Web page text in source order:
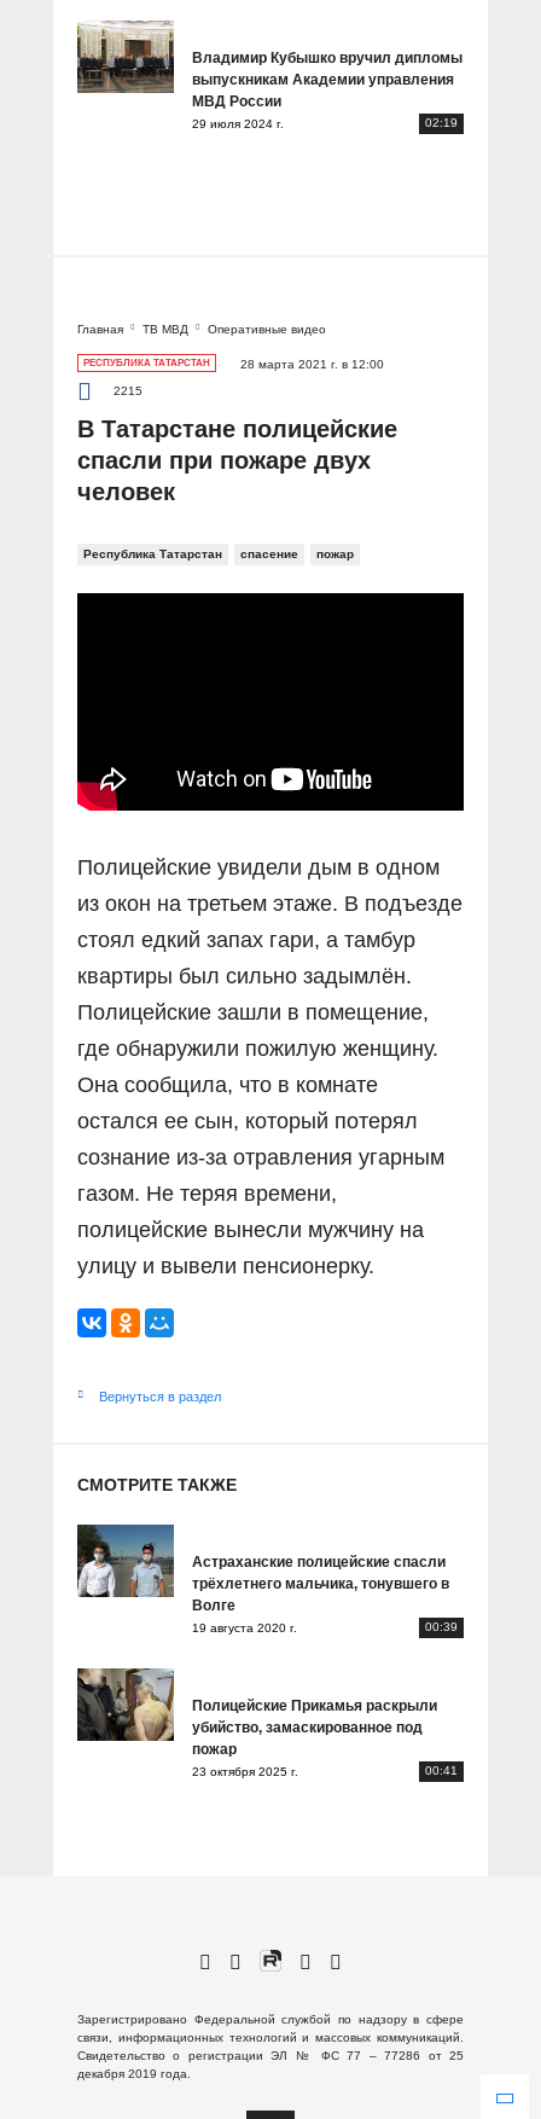
Владимир Кубышко вручил дипломы
выпускникам Академии управления
МВД России
29 июля 2024 г. 02:19
Главная ТВ МВД Оперативные видео
РЕСПУБЛИКА ТАТАРСТАН
28 марта 2021 г. в 12:00
2215
В Татарстане полицейские
спасли при пожаре двух
человек
Республика Татарстан спасение пожар
Полицейские увидели дым в одном
из окон на третьем этаже. В подъезде
стоял едкий запах гари, а тамбур
квартиры был сильно задымлён.
Полицейские зашли в помещение,
где обнаружили пожилую женщину.
Она сообщила, что в комнате
остался ее сын, который потерял
сознание из-за отравления угарным
газом. Не теряя времени,
полицейские вынесли мужчину на
улицу и вывели пенсионерку.
Вернуться в раздел
СМОТРИТЕ ТАКЖЕ
Астраханские полицейские спасли
трёхлетнего мальчика, тонувшего в
Волге
19 августа 2020 г. 00:39
Полицейские Прикамья раскрыли
убийство, замаскированное под
пожар
23 октября 2025 г. 00:41
Зарегистрировано Федеральной службой по надзору в сфере
связи, информационных технологий и массовых коммуникаций.
Свидетельство о регистрации ЭЛ № ФС 77 – 77286 от 25
декабря 2019 года.